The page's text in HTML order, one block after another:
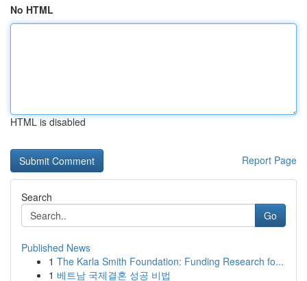
No HTML
HTML is disabled
Report Page
Search
Go
Published News
1 The Karla Smith Foundation: Funding Research fo...
1 베트남 국제결혼 성공 비법